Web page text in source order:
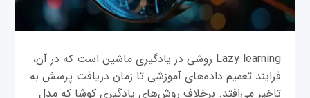
Lazy learning روشی در یادگیری ماشین است که در آن،
فرایند تعمیم داده‌های آموزشی تا زمان دریافت پرسش به
تاخیر می‌افتد. برخلاف روش‌های یادگیری کوشا که مدل